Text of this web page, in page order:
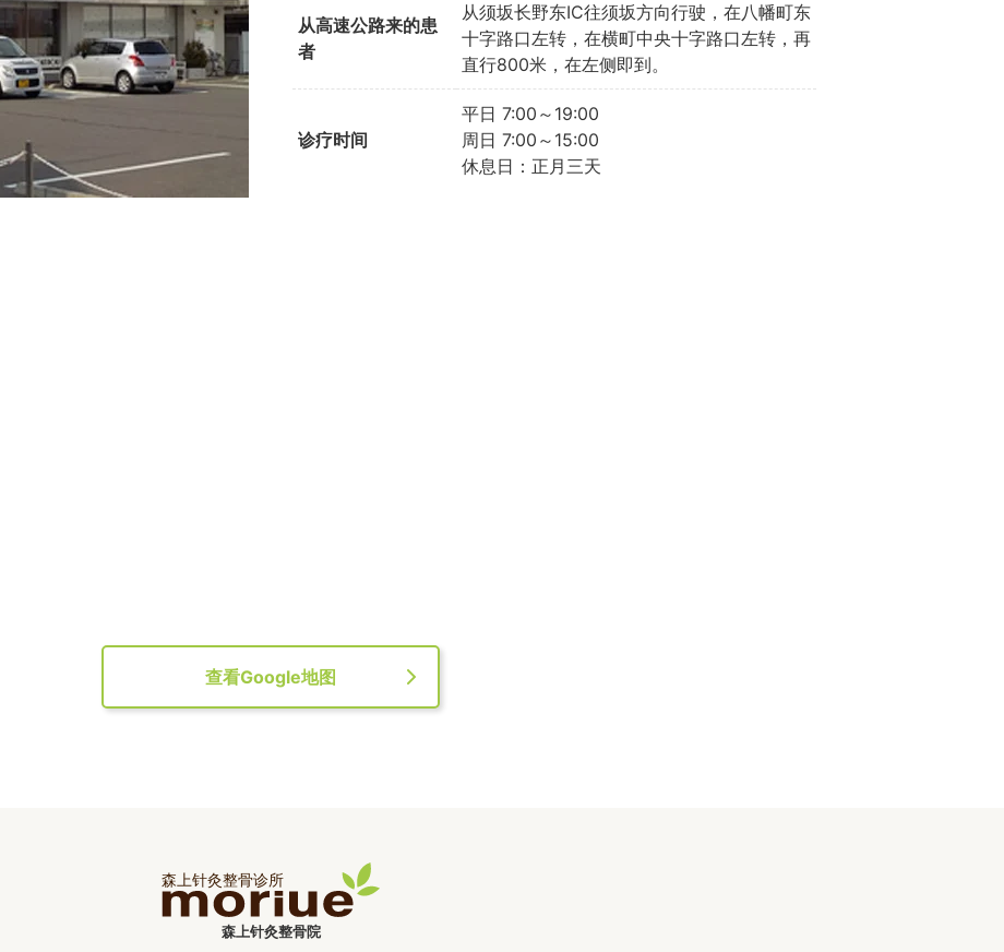
从高速公路来的患
者
从须坂长野东IC往须坂方向行驶，在八幡町东
十字路口左转，在横町中央十字路口左转，再
直行800米，在左侧即到。
诊疗时间
平日 7:00～19:00
周日 7:00～15:00
休息日：正月三天
查看Google地图
森上针灸整骨院